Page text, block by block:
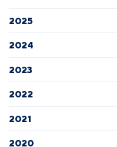
2025
2024
2023
2022
2021
2020